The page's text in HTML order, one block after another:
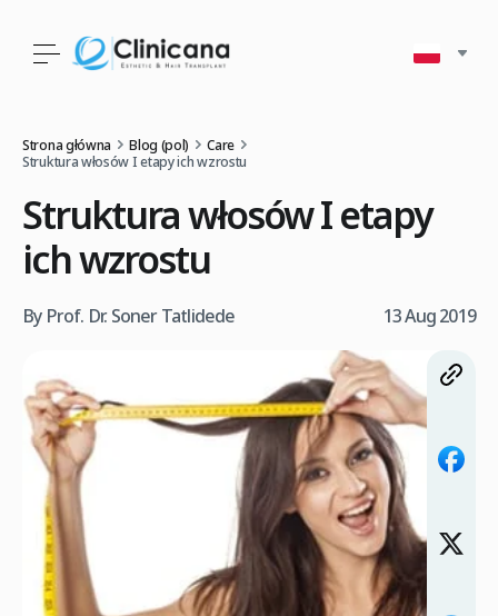
Strona główna Blog (pol)
Care
Struktura włosów I etapy ich wzrostu
Struktura włosów I etapy
ich wzrostu
By Prof. Dr. Soner Tatlidede 13 Aug 2019